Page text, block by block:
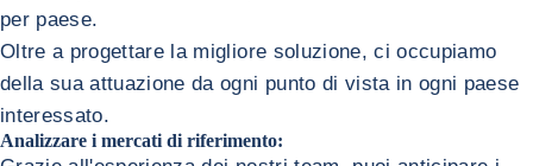
per paese.
Oltre a progettare la migliore soluzione, ci occupiamo
della sua attuazione da ogni punto di vista in ogni paese
interessato.
Analizzare i mercati di riferimento: